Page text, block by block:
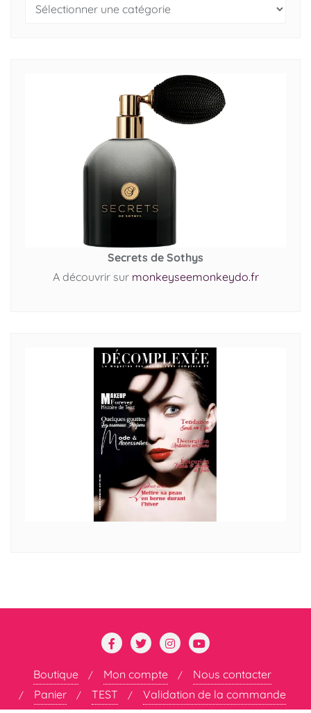
Secrets de Sothys
A découvrir sur monkeyseemonkeydo.fr
Boutique Mon compte
Nous contacter
Panier
TEST Validation de la commande